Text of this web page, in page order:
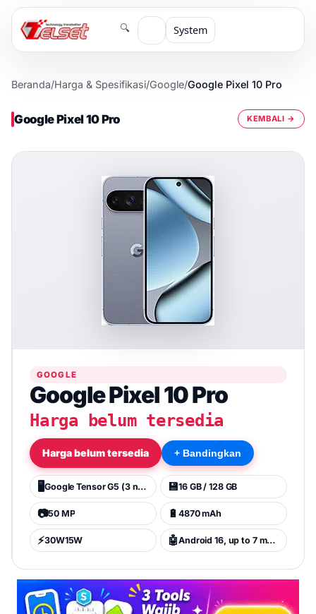
🔍 System
Beranda/Harga & Spesifikasi/Google/Google Pixel 10 Pro
Google Pixel 10 Pro KEMBALI →
GOOGLE
Google Pixel 10 Pro
Harga belum tersedia
Harga belum tersedia + Bandingkan
🖥️ Google Tensor G5 (3 nm) 💾16 GB / 128 GB
📷50 MP 🔋 4870 mAh
⚡30W15W 🤖 Android 16, up to 7 major Android upgrades